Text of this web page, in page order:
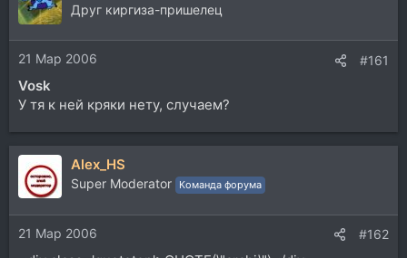
Друг киргиза-пришелец
21 Мар 2006 #161
Vosk
У тя к ней кряки нету, случаем?
Alex_HS
Super Moderator Команда форума
21 Мар 2006 #162